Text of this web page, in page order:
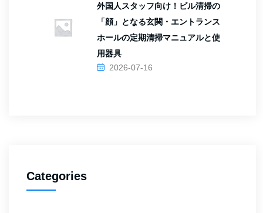
外国人スタッフ向け！ビル清掃の
「顔」となる玄関・エントランス
ホールの定期清掃マニュアルと使
用器具
2026-07-16
Categories